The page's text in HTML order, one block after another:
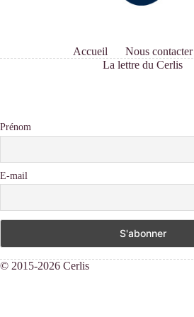
Accueil Nous contacter
La lettre du Cerlis
Prénom
E-mail
© 2015-2026 Cerlis